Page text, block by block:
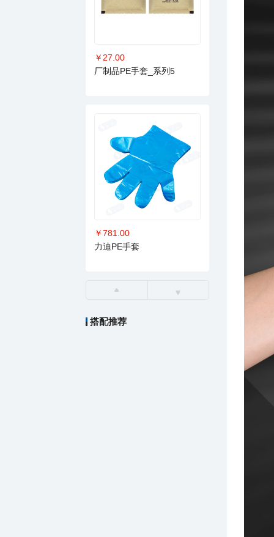
￥27.00
厂制品PE手套_系列5
￥781.00
力迪PE手套
搭配推荐